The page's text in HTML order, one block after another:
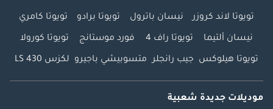
تويوتا لاند كروزر نيسان باترول تويوتا برادو تويوتا كامري
نيسان ألتيما تويوتا راف 4 فورد موستانج تويوتا كورولا
تويوتا هيلوكس جيب رانجلر متسوبيشي باجيرو لكزس LS 430
موديلات جديدة شعبية